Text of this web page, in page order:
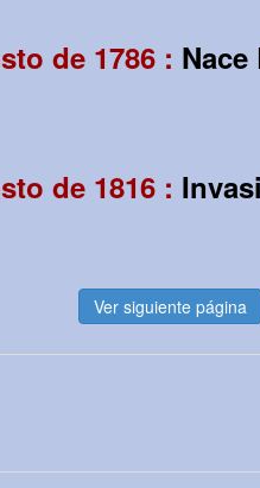
de 1786 : Nace
de 1816 :
Ver siguiente página